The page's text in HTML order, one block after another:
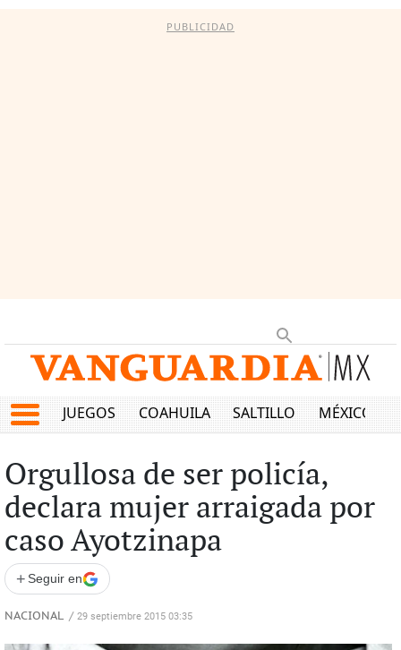
PUBLICIDAD
JUEGOS COAHUILA SALTILLO MÉXICO
Orgullosa de ser policía,
declara mujer arraigada por
caso Ayotzinapa
+ Seguir en
NACIONAL / 29 septiembre 2015 03:35